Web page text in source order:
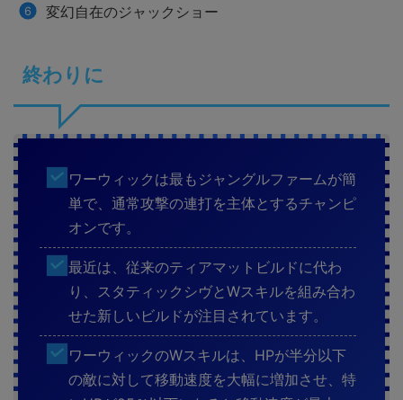
変幻自在のジャックショー
終わりに
ワーウィックは最もジャングルファームが簡
単で、通常攻撃の連打を主体とするチャンピ
オンです。
最近は、従来のティアマットビルドに代わ
り、スタティックシヴとWスキルを組み合わ
せた新しいビルドが注目されています。
ワーウィックのWスキルは、HPが半分以下
の敵に対して移動速度を大幅に増加させ、特